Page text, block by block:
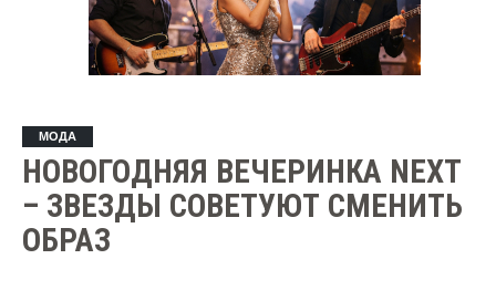
МОДА
НОВОГОДНЯЯ ВЕЧЕРИНКА NEXT
– ЗВЕЗДЫ СОВЕТУЮТ СМЕНИТЬ
ОБРАЗ